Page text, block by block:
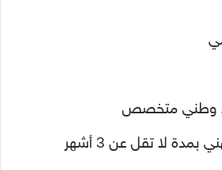
وطني متخصص
لا تقل عن 3 أشهر